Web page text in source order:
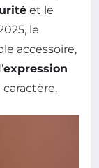
et le
le
accessoire,
expression